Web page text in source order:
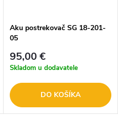
Aku postrekovač SG 18-201-
05
95,00 €
Skladom u dodavatele
DO KOŠÍKA